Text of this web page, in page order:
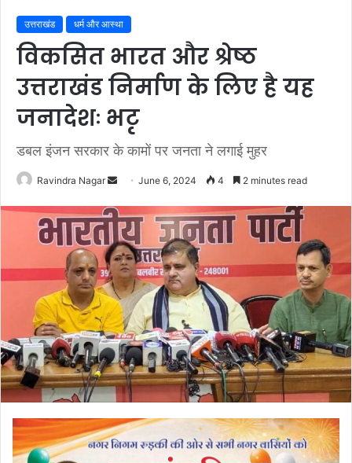
उत्तराखंड धर्म और आस्था
विकसित भारत और श्रेष्ठ
उत्तराखंड निर्माण के लिए है यह
जनादेशः भटृ
डबल इंजन सरकार के कामों पर जनता ने लगाई मुहर
Ravindra Nagar
Send
email
June 6, 2024 4 2 minutes read